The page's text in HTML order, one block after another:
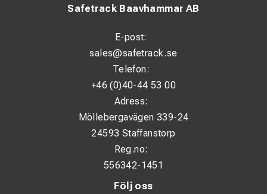
Följ oss
Safetrack Baavhammar AB
E-post:
sales@safetrack.se
Telefon:
+46 (0)40-44 53 00
Adress:
Möllebergavägen 339-24
24593 Staffanstorp
Reg.no:
556342-1451